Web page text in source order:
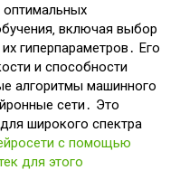
оптимальных
включая выбор
гиперпараметров․ Его
и способности
алгоритмы машинного
сети․ Это
широкого спектра
с помощью
для этого